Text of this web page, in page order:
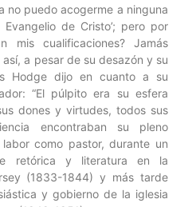
no puedo acogerme a ninguna
de Cristo’; pero por
mis cualificaciones? Jamás
así, a pesar de su desazón y su
Hodge dijo en cuanto a su
“El púlpito era su esfera
dones y virtudes, todos sus
encontraban su pleno
como pastor, durante un
retórica y literatura en la
(1833-1844) y más tarde
y gobierno de la iglesia